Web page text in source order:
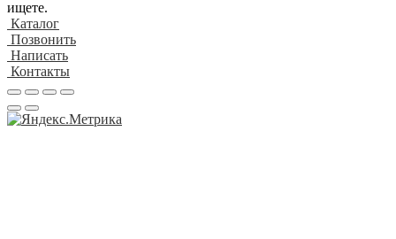
ищете.
Каталог
Позвонить
Написать
Контакты